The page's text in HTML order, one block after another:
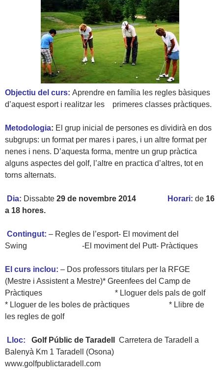
Objectiu del curs: Aprendre en família les regles bàsiques
d’aquest esport i realitzar les primeres classes pràctiques.
Metodologia: El grup inicial de persones es dividirà en dos
subgrups: un format per mares i pares, i un altre format per
nenes i nens. D’aquesta forma, mentre un grup pràctica
alguns aspectes del golf, l’altre en practica d’altres, tot en
torns alternats.
Dia: Dissabte 29 de novembre 2014 Horari: de 16
a 18 hores.
Contingut: – Regles de l’esport- El moviment del
Swing -El moviment del Putt- Pràctiques
El curs inclou: – Dos professors titulars per la RFGE
(Mestre i Assistent a Mestre)* Greenfees del Camp de
Pràctiques * Lloguer dels pals de golf
* Lloguer de les boles de pràctiques * Llibre de
les regles de golf
Lloc: Golf Públic de Taradell Carretera de Taradell a
Balenyà Km 1 Taradell (Osona)
www.golfpublictaradell.com